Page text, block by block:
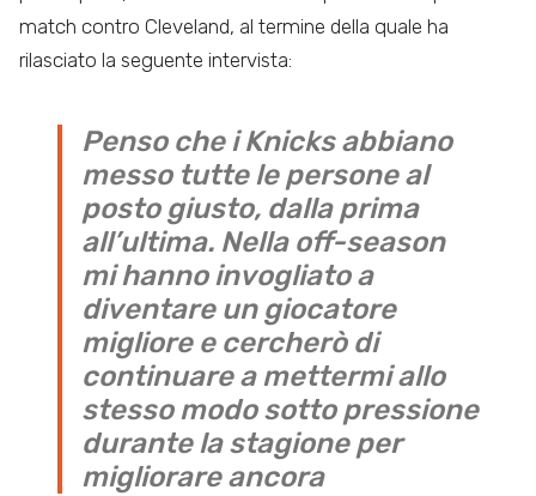
match contro Cleveland, al termine della quale ha
rilasciato la seguente intervista:
Penso che i Knicks abbiano
messo tutte le persone al
posto giusto, dalla prima
all’ultima. Nella off-season
mi hanno invogliato a
diventare un giocatore
migliore e cercherò di
continuare a mettermi allo
stesso modo sotto pressione
durante la stagione per
migliorare ancora